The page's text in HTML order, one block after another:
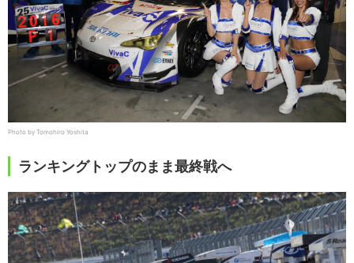
Photo by Tomohiro Yoshita
ランキングトップのまま最終戦へ